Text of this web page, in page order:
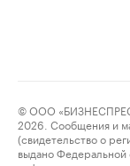
© ООО
2026. Сообщения и
(свидетельство о
выдано Федеральной